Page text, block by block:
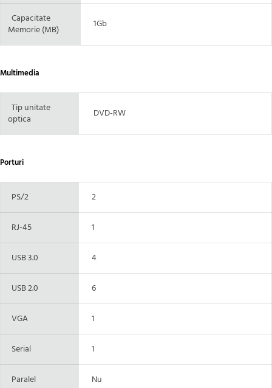
Capacitate
Memorie (MB)
1Gb
Multimedia
Tip unitate
optica
DVD-RW
Porturi
PS/2 2
RJ-45 1
USB 3.0 4
USB 2.0 6
VGA 1
Serial 1
Paralel Nu